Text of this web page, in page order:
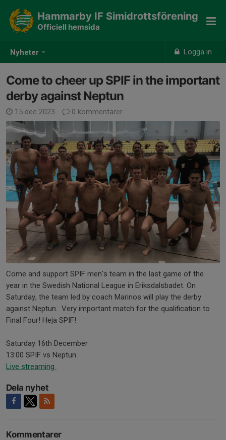
Nyheter Logga in
Hammarby IF Simidrottsförening
Officiell hemsida
Come to cheer up SPIF in the important
derby against Neptun
15 dec 2023 0 kommentarer
Come and support SPIF men's team in the last game of the
year in the Swedish National League in Eriksdalsbadet. On
Saturday, the team led by coach Marinos will play the derby
against Neptun. Very important match for the qualification to
Final Four! Heja SPIF!
Saturday 16th December
13:00 SPIF vs Neptun
Live streaming
Dela nyhet
Kommentarer